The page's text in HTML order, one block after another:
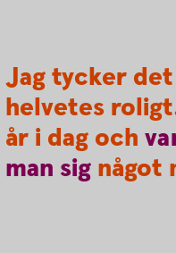
Jag tycker det
helvetes
år i dag och
man sig något